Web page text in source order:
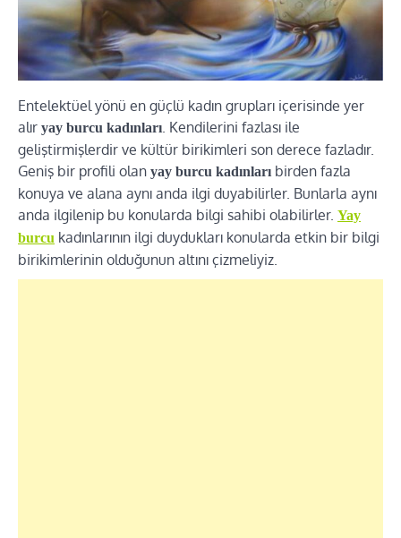
Entelektüel yönü en güçlü kadın grupları içerisinde yer
alır yay burcu kadınları. Kendilerini fazlası ile
geliştirmişlerdir ve kültür birikimleri son derece fazladır.
Geniş bir profili olan yay burcu kadınları birden fazla
konuya ve alana aynı anda ilgi duyabilirler. Bunlarla aynı
anda ilgilenip bu konularda bilgi sahibi olabilirler. Yay
burcu kadınlarının ilgi duydukları konularda etkin bir bilgi
birikimlerinin olduğunun altını çizmeliyiz.